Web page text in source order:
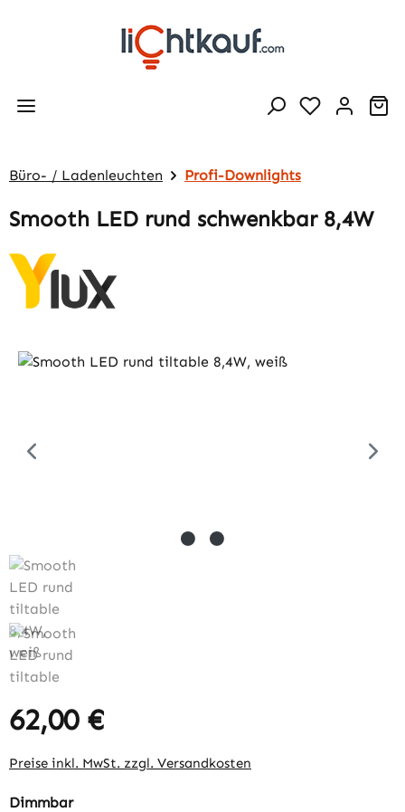
Zum Hauptinhalt springen
Büro- / Ladenleuchten Profi-Downlights
Smooth LED rund schwenkbar 8,4W
Bildergalerie überspringen
Regulärer Preis:
62,00 €
Preise inkl. MwSt. zzgl. Versandkosten
Dimmbarauswählen